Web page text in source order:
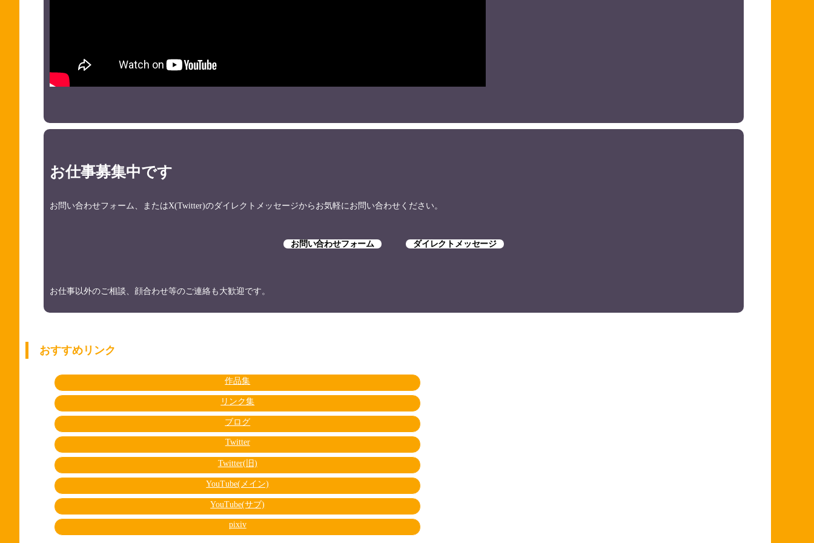
お仕事募集中です
お問い合わせフォーム、またはX(Twitter)のダイレクトメッセージからお気軽にお問い合わせください。
お問い合わせフォーム ダイレクトメッセージ
お仕事以外のご相談、顔合わせ等のご連絡も大歓迎です。
おすすめリンク
作品集
リンク集
ブログ
Twitter
Twitter(旧)
YouTube(メイン)
YouTube(サブ)
pixiv